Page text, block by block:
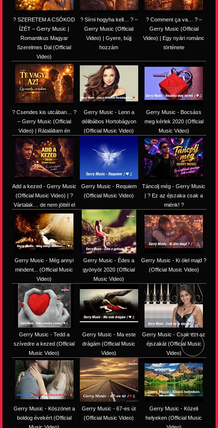
? SZERETEM A CSÓKOD
ÍZÉT – Gerry Music |
Romantikus Magyar
Szerelmes Dal (Official
Video)
? Sírni hogyha kell… ? –
Gerry Music (Official
Video) | Gyere, bújj
hozzám
? Comment ça va… ? –
Gerry Music (Official
Video) | Egy nyári románc
története
? Csendes kis utcában… ?
– Gerry Music (Official
Video) | Rátaláltam én
Gerry Music - Lenn a
délibábos Hortobágyon
(Official Music Video)
Gerry Music - Bocsáss
meg kérlek 2020 (Official
Music Video)
Add a kezed - Gerry Music
(Official Music Video) | ?
Vártalak… de nem jöttél el
Gerry Music - Requiem
(Official Music Video)
Táncolj még - Gerry Music
| ? Ez az éjszaka csak a
miénk! ?
Gerry Music - Még annyi
mindent... (Official Music
Video)
Gerry Music - Édes a
gyönyör 2020 (Official
Music Video)
Gerry Music - Ki ölel majd ?
(Official Music Video)
Gerry Music - Tedd a
szívedre a kezed (Official
Music Video)
Gerry Music - Ma este
drágám (Official Music
Video)
Gerry Music - Csak ezt az
éjszakát (Official Music
Video)
Gerry Music - Köszönet a
boldog évekért (Official
Gerry Music - 67-es út
(Official Music Video)
Gerry Music - Közeli
helyeken (Official Music
Fel
ugrás